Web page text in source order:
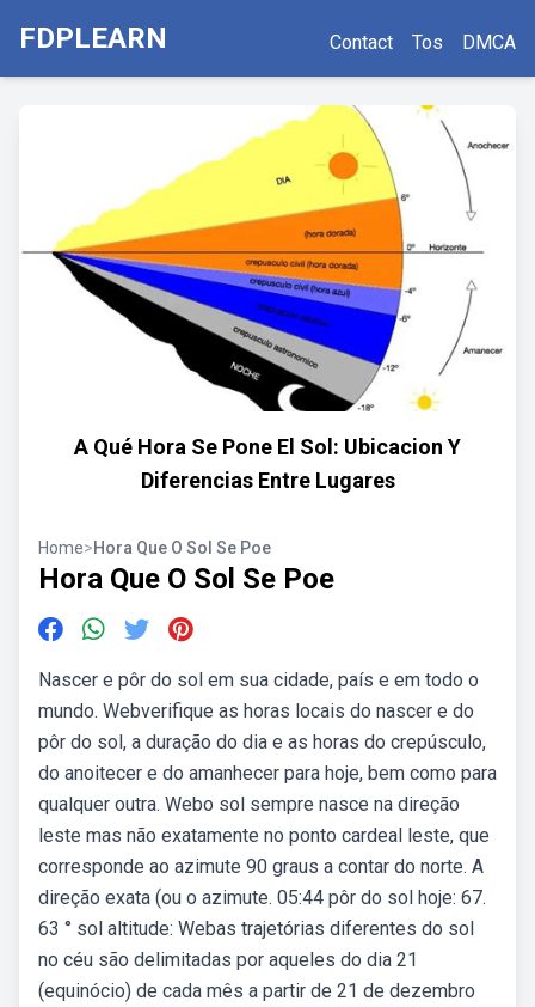
FDPLEARN Contact Tos DMCA
A Qué Hora Se Pone El Sol: Ubicacion Y
Diferencias Entre Lugares
Home>Hora Que O Sol Se Poe
Hora Que O Sol Se Poe
Nascer e pôr do sol em sua cidade, país e em todo o
mundo. Webverifique as horas locais do nascer e do
pôr do sol, a duração do dia e as horas do crepúsculo,
do anoitecer e do amanhecer para hoje, bem como para
qualquer outra. Webo sol sempre nasce na direção
leste mas não exatamente no ponto cardeal leste, que
corresponde ao azimute 90 graus a contar do norte. A
direção exata (ou o azimute. 05:44 pôr do sol hoje: 67.
63 ° sol altitude: Webas trajetórias diferentes do sol
no céu são delimitadas por aqueles do dia 21
(equinócio) de cada mês a partir de 21 de dezembro